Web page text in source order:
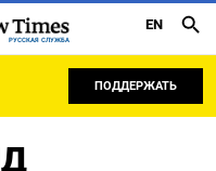
РУССКАЯ СЛУЖБА
EN
ПОДДЕРЖАТЬ